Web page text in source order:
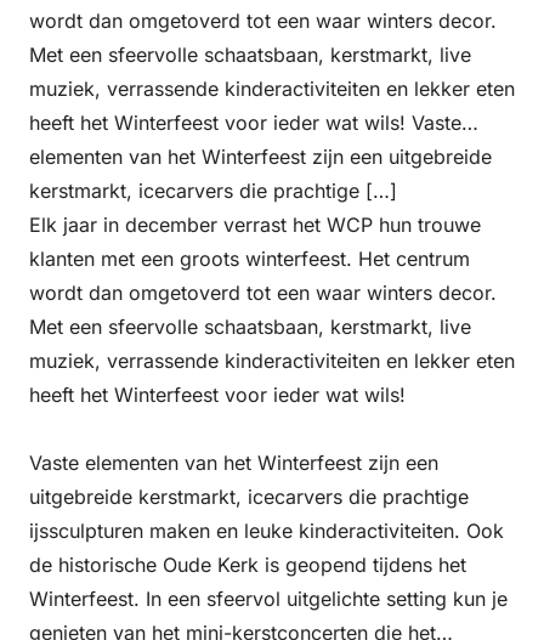
wordt dan omgetoverd tot een waar winters decor.
Met een sfeervolle schaatsbaan, kerstmarkt, live
muziek, verrassende kinderactiviteiten en lekker eten
heeft het Winterfeest voor ieder wat wils! Vaste
elementen van het Winterfeest zijn een uitgebreide
kerstmarkt, icecarvers die prachtige […]
Elk jaar in december verrast het WCP hun trouwe
klanten met een groots winterfeest. Het centrum
wordt dan omgetoverd tot een waar winters decor.
Met een sfeervolle schaatsbaan, kerstmarkt, live
muziek, verrassende kinderactiviteiten en lekker eten
heeft het Winterfeest voor ieder wat wils!
Vaste elementen van het Winterfeest zijn een
uitgebreide kerstmarkt, icecarvers die prachtige
ijssculpturen maken en leuke kinderactiviteiten. Ook
de historische Oude Kerk is geopend tijdens het
Winterfeest. In een sfeervol uitgelichte setting kun je
genieten van het mini-kerstconcerten die het